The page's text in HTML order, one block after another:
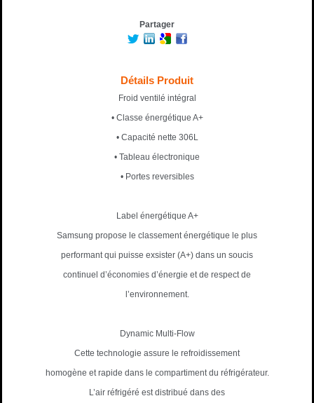
Partager
Détails Produit
Froid ventilé intégral
• Classe énergétique A+
• Capacité nette 306L
• Tableau électronique
• Portes reversibles
Label énergétique A+
Samsung propose le classement énergétique le plus
performant qui puisse exsister (A+) dans un soucis
continuel d’économies d’énergie et de respect de
l’environnement.
Dynamic Multi-Flow
Cette technologie assure le refroidissement
homogène et rapide dans le compartiment du réfrigérateur.
L’air réfrigéré est distribué dans des